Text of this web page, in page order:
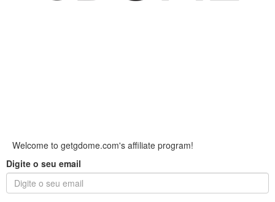
Welcome to getgdome.com's affiliate program!
Digite o seu email